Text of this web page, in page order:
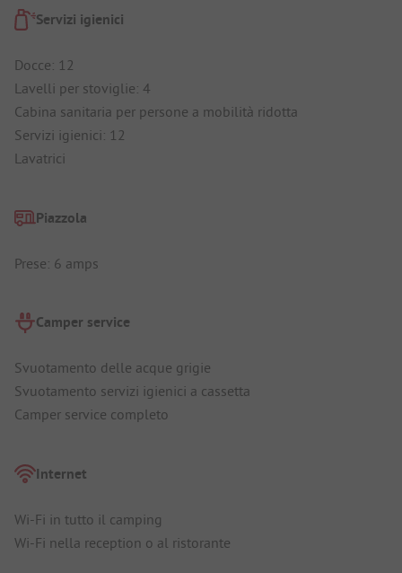
Servizi igienici
Docce: 12
Lavelli per stoviglie: 4
Cabina sanitaria per persone a mobilità ridotta
Servizi igienici: 12
Lavatrici
Piazzola
Prese: 6 amps
Camper service
Svuotamento delle acque grigie
Svuotamento servizi igienici a cassetta
Camper service completo
Internet
Wi-Fi in tutto il camping
Wi-Fi nella reception o al ristorante